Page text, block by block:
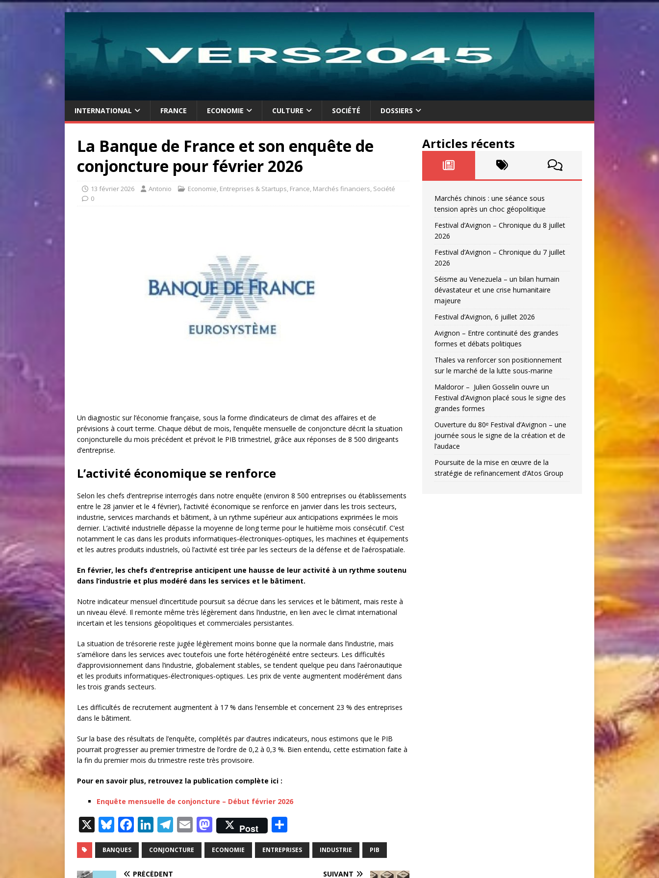
INTERNATIONAL FRANCE ECONOMIE CULTURE SOCIÉTÉ DOSSIERS
La Banque de France et son enquête de
conjoncture pour février 2026
13 février 2026 Antonio Economie, Entreprises & Startups, France, Marchés financiers, Société
0
Un diagnostic sur l’économie française, sous la forme d’indicateurs de climat des affaires et de
prévisions à court terme. Chaque début de mois, l’enquête mensuelle de conjoncture décrit la situation
conjoncturelle du mois précédent et prévoit le PIB trimestriel, grâce aux réponses de 8 500 dirigeants
d’entreprise.
L’activité économique se renforce
Selon les chefs d’entreprise interrogés dans notre enquête (environ 8 500 entreprises ou établissements
entre le 28 janvier et le 4 février), l’activité économique se renforce en janvier dans les trois secteurs,
industrie, services marchands et bâtiment, à un rythme supérieur aux anticipations exprimées le mois
dernier. L’activité industrielle dépasse la moyenne de long terme pour le huitième mois consécutif. C’est
notamment le cas dans les produits informatiques‑électroniques‑optiques, les machines et équipements
et les autres produits industriels, où l’activité est tirée par les secteurs de la défense et de l’aérospatiale.
En février, les chefs d’entreprise anticipent une hausse de leur activité à un rythme soutenu
dans l’industrie et plus modéré dans les services et le bâtiment.
Notre indicateur mensuel d’incertitude poursuit sa décrue dans les services et le bâtiment, mais reste à
un niveau élevé. Il remonte même très légèrement dans l’industrie, en lien avec le climat international
incertain et les tensions géopolitiques et commerciales persistantes.
La situation de trésorerie reste jugée légèrement moins bonne que la normale dans l’industrie, mais
s’améliore dans les services avec toutefois une forte hétérogénéité entre secteurs. Les difficultés
d’approvisionnement dans l’industrie, globalement stables, se tendent quelque peu dans l’aéronautique
et les produits informatiques‑électroniques‑optiques. Les prix de vente augmentent modérément dans
les trois grands secteurs.
Les difficultés de recrutement augmentent à 17 % dans l’ensemble et concernent 23 % des entreprises
dans le bâtiment.
Sur la base des résultats de l’enquête, complétés par d’autres indicateurs, nous estimons que le PIB
pourrait progresser au premier trimestre de l’ordre de 0,2 à 0,3 %. Bien entendu, cette estimation faite à
la fin du premier mois du trimestre reste très provisoire.
Pour en savoir plus, retrouvez la publication complète ici :
Enquête mensuelle de conjoncture – Début février 2026
X Bl
u
e
s
F
a
c
e
Li
n
k
e
T
el
e
E
m
ai
M
a
st
Post
ar
ta
BANQUES CONJONCTURE ECONOMIE ENTREPRISES INDUSTRIE PIB
PRÉCÉDENT SUIVANT
Articles récents
Marchés chinois : une séance sous
tension après un choc géopolitique
Festival d’Avignon – Chronique du 8 juillet
2026
Festival d’Avignon – Chronique du 7 juillet
2026
Séisme au Venezuela – un bilan humain
dévastateur et une crise humanitaire
majeure
Festival d’Avignon, 6 juillet 2026
Avignon – Entre continuité des grandes
formes et débats politiques
Thales va renforcer son positionnement
sur le marché de la lutte sous-marine
Maldoror – Julien Gosselin ouvre un
Festival d’Avignon placé sous le signe des
grandes formes
Ouverture du 80ᵉ Festival d’Avignon – une
journée sous le signe de la création et de
l’audace
Poursuite de la mise en œuvre de la
stratégie de refinancement d’Atos Group